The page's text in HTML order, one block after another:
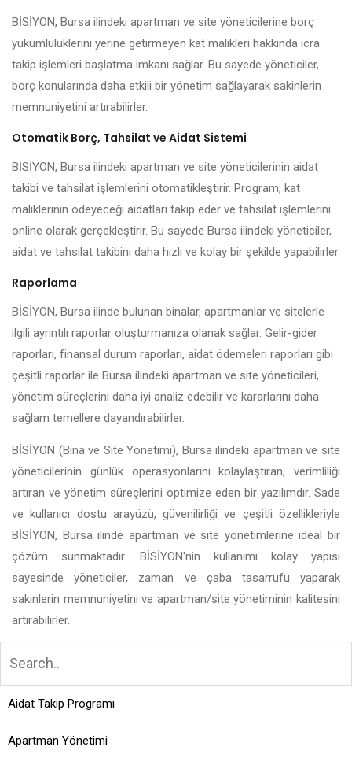
BİSİYON, Bursa ilindeki apartman ve site yöneticilerine borç
yükümlülüklerini yerine getirmeyen kat malikleri hakkında icra
takip işlemleri başlatma imkanı sağlar. Bu sayede yöneticiler,
borç konularında daha etkili bir yönetim sağlayarak sakinlerin
memnuniyetini artırabilirler.
Otomatik Borç, Tahsilat ve Aidat Sistemi
BİSİYON, Bursa ilindeki apartman ve site yöneticilerinin aidat
takibi ve tahsilat işlemlerini otomatikleştirir. Program, kat
maliklerinin ödeyeceği aidatları takip eder ve tahsilat işlemlerini
online olarak gerçekleştirir. Bu sayede Bursa ilindeki yöneticiler,
aidat ve tahsilat takibini daha hızlı ve kolay bir şekilde yapabilirler.
Raporlama
BİSİYON, Bursa ilinde bulunan binalar, apartmanlar ve sitelerle
ilgili ayrıntılı raporlar oluşturmanıza olanak sağlar. Gelir-gider
raporları, finansal durum raporları, aidat ödemeleri raporları gibi
çeşitli raporlar ile Bursa ilindeki apartman ve site yöneticileri,
yönetim süreçlerini daha iyi analiz edebilir ve kararlarını daha
sağlam temellere dayandırabilirler.
BİSİYON (Bina ve Site Yönetimi), Bursa ilindeki apartman ve site
yöneticilerinin günlük operasyonlarını kolaylaştıran, verimliliği
artıran ve yönetim süreçlerini optimize eden bir yazılımdır. Sade
ve kullanıcı dostu arayüzü, güvenilirliği ve çeşitli özellikleriyle
BİSİYON, Bursa ilinde apartman ve site yönetimlerine ideal bir
çözüm sunmaktadır. BİSİYON'nin kullanımı kolay yapısı
sayesinde yöneticiler, zaman ve çaba tasarrufu yaparak
sakinlerin memnuniyetini ve apartman/site yönetiminin kalitesini
artırabilirler.
Aidat Takip Programı
Apartman Yönetimi